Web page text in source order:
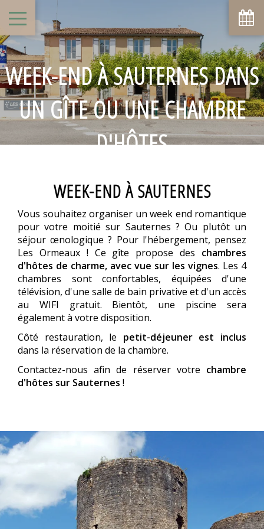
WEEK-END À SAUTERNES DANS
UN GÎTE OU UNE CHAMBRE
D'HÔTES
WEEK-END À SAUTERNES
Vous souhaitez organiser un week end romantique
pour votre moitié sur Sauternes ? Ou plutôt un
séjour œnologique ? Pour l'hébergement, pensez
Les Ormeaux ! Ce gîte propose des chambres
d'hôtes de charme, avec vue sur les vignes. Les 4
chambres sont confortables, équipées d'une
télévision, d'une salle de bain privative et d'un accès
au WIFI gratuit. Bientôt, une piscine sera
également à votre disposition.
Côté restauration, le petit-déjeuner est inclus
dans la réservation de la chambre.
Contactez-nous afin de réserver votre chambre
d'hôtes sur Sauternes !